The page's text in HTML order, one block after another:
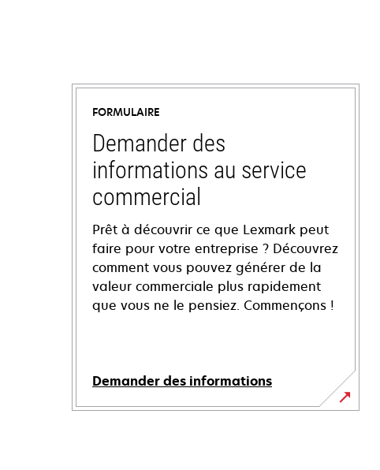
FORMULAIRE
Demander des
informations au service
commercial
Prêt à découvrir ce que Lexmark peut
faire pour votre entreprise ? Découvrez
comment vous pouvez générer de la
valeur commerciale plus rapidement
que vous ne le pensiez. Commençons !
Demander des informations